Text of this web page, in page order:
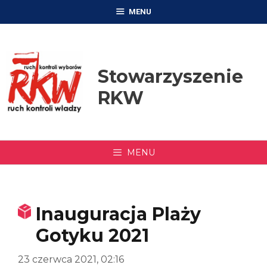
MENU
Stowarzyszenie
RKW
MENU
Inauguracja Plaży
Gotyku 2021
23 czerwca 2021, 02:16